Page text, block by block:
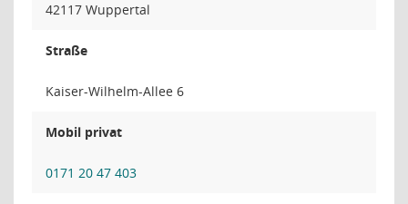
42117 Wuppertal
Straße
Kaiser-Wilhelm-Allee 6
Mobil privat
0171 20 47 403